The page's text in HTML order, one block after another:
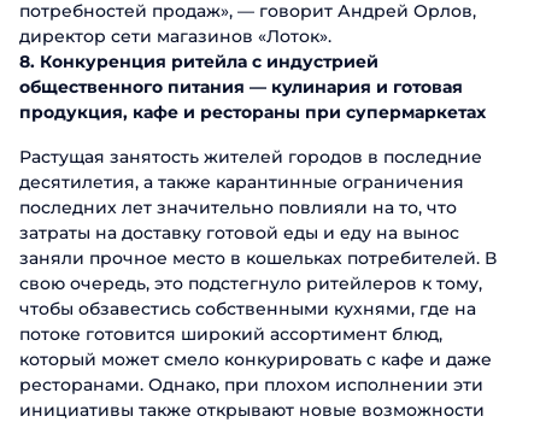
потребностей продаж», — говорит Андрей Орлов,
директор сети магазинов «Лоток».
8. Конкуренция ритейла с индустрией
общественного питания — кулинария и готовая
продукция, кафе и рестораны при супермаркетах
Растущая занятость жителей городов в последние
десятилетия, а также карантинные ограничения
последних лет значительно повлияли на то, что
затраты на доставку готовой еды и еду на вынос
заняли прочное место в кошельках потребителей. В
свою очередь, это подстегнуло ритейлеров к тому,
чтобы обзавестись собственными кухнями, где на
потоке готовится широкий ассортимент блюд,
который может смело конкурировать с кафе и даже
ресторанами. Однако, при плохом исполнении эти
инициативы также открывают новые возможности